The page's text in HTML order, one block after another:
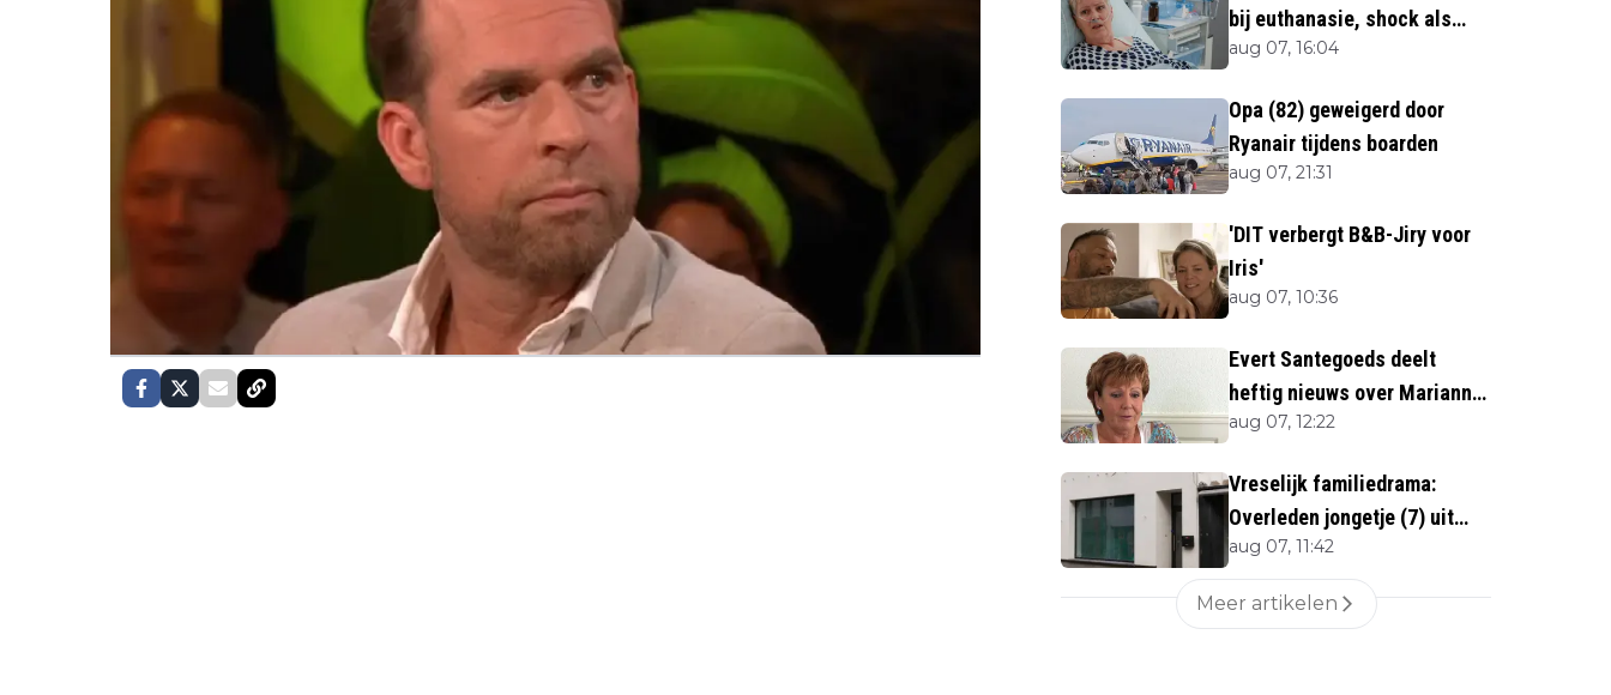
bij euthanasie, shock als
blijkt waar ze is
aug 07, 16:04
Opa (82) geweigerd door
Ryanair tijdens boarden
aug 07, 21:31
'DIT verbergt B&B-Jiry voor
Iris'
aug 07, 10:36
Evert Santegoeds deelt
heftig nieuws over Marianne
Weber (70)
aug 07, 12:22
Vreselijk familiedrama:
Overleden jongetje (7) uit
woning gehaald
aug 07, 11:42
Meer artikelen